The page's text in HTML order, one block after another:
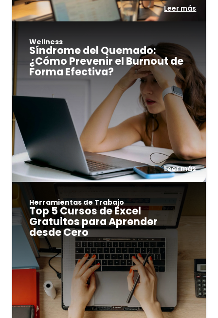
Leer más
Wellness
Síndrome del Quemado:
¿Cómo Prevenir el Burnout de
Forma Efectiva?
Leer más
Herramientas de Trabajo
Top 5 Cursos de Excel
Gratuitos para Aprender
desde Cero